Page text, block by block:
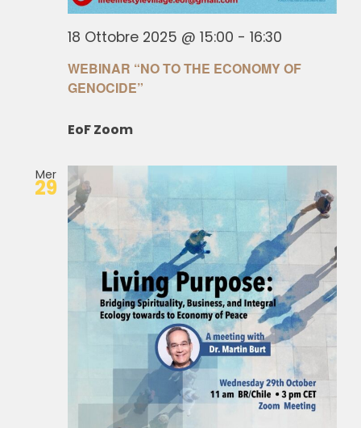
WEBINAR “NO TO THE ECONOMY OF
GENOCIDE”
18 Ottobre 2025 @ 15:00 - 16:30
EoF Zoom
Mer
29